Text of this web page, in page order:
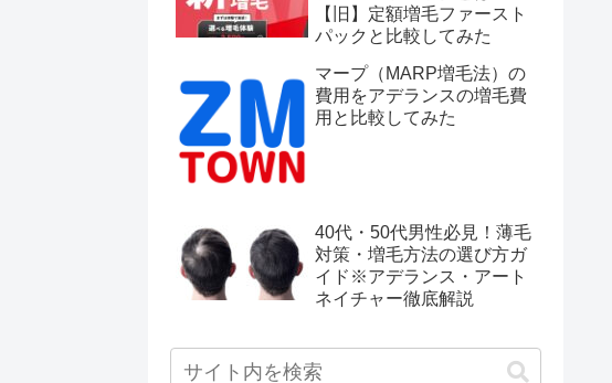
【旧】定額増毛ファースト
パックと比較してみた
マープ（MARP増毛法）の
費用をアデランスの増毛費
用と比較してみた
40代・50代男性必見！薄毛
対策・増毛方法の選び方ガ
イド※アデランス・アート
ネイチャー徹底解説